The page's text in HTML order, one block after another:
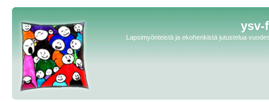
ysv-
Lapsimyönteistä ja ekohenkistä jutustelua